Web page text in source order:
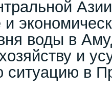
и
воды в
и
ситуацию в